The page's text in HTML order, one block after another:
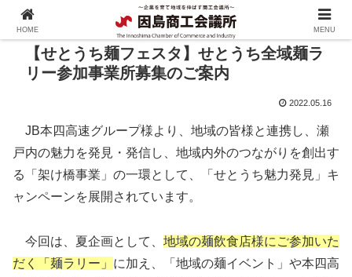
【せとうち麺フェスタ】せとうち全域麺ラ
リー参加事業所募集のご案内
2022.05.16
JB本四高速グループ様より、地域の皆様と連携し、瀬
戸内の魅力を発見・発信し、地域内外のつながりを創出す
る「架け橋事業」の一環として、「せとうち魅力発見」キ
ャンペーンを展開されています。
今回は、夏企画として、 地域の麺飲食店様にご参加いた
だく「麺ラリー」 に加え、「地域の麺イベント」や本四高
HOME MENU